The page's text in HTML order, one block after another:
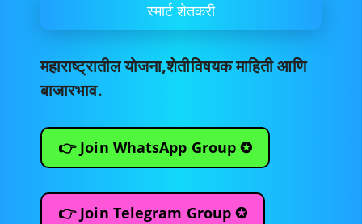
स्मार्ट शेतकरी
महाराष्ट्रातील योजना,शेतीविषयक माहिती आणि
बाजारभाव.
👉 Join WhatsApp Group ✪
👉 Join Telegram Group ✪